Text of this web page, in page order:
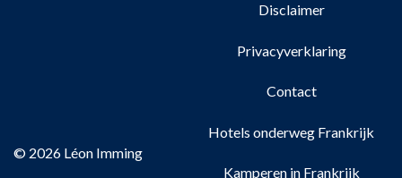
© 2026 Léon Imming
Disclaimer
Privacyverklaring
Contact
Hotels onderweg Frankrijk
Kamperen in Frankrijk